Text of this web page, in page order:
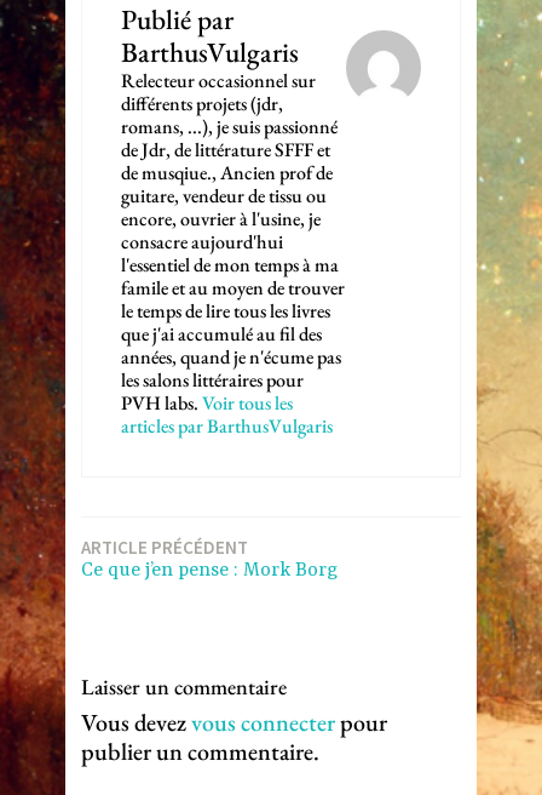
Publié par
BarthusVulgaris
Relecteur occasionnel sur
différents projets (jdr,
romans, ...), je suis passionné
de Jdr, de littérature SFFF et
de musqiue., Ancien prof de
guitare, vendeur de tissu ou
encore, ouvrier à l'usine, je
consacre aujourd'hui
l'essentiel de mon temps à ma
famile et au moyen de trouver
le temps de lire tous les livres
que j'ai accumulé au fil des
années, quand je n'écume pas
les salons littéraires pour
PVH labs.Voir tous les
articles par BarthusVulgaris
Navigation
de
ARTICLE PRÉCÉDENT
Ce que j’en pense : Mork Borg
Laisser un commentaire
Vous devezvous connecterpour
publier un commentaire.